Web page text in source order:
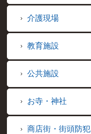
介護現場
教育施設
公共施設
お寺・神社
商店街・街頭防犯